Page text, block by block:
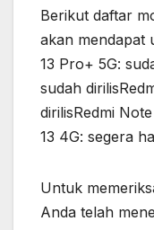
Berikut daftar
akan mendapat
13 Pro+ 5G:
sudah
dirilisRedmi
13 4G: segera
Untuk
Anda telah